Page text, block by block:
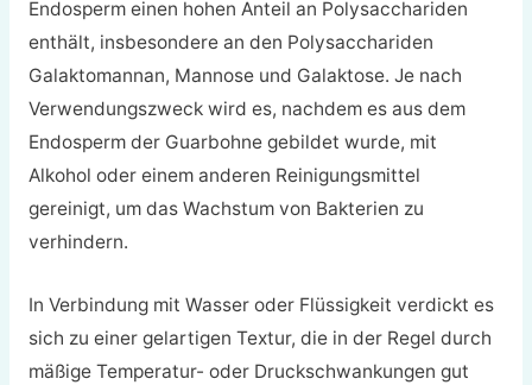
Endosperm einen hohen Anteil an Polysacchariden
enthält, insbesondere an den Polysacchariden
Galaktomannan, Mannose und Galaktose. Je nach
Verwendungszweck wird es, nachdem es aus dem
Endosperm der Guarbohne gebildet wurde, mit
Alkohol oder einem anderen Reinigungsmittel
gereinigt, um das Wachstum von Bakterien zu
verhindern.
In Verbindung mit Wasser oder Flüssigkeit verdickt es
sich zu einer gelartigen Textur, die in der Regel durch
mäßige Temperatur- oder Druckschwankungen gut